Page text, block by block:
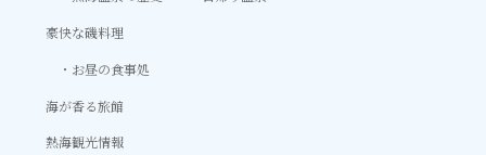
豪快な磯料理
お昼の食事処
海が香る旅館
熱海観光情報